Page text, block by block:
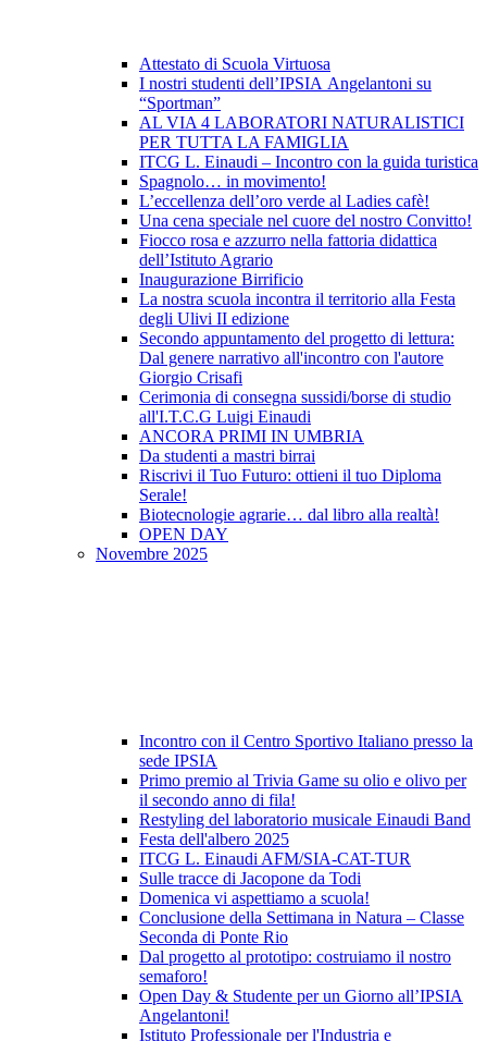
Attestato di Scuola Virtuosa
I nostri studenti dell’IPSIA Angelantoni su
“Sportman”
AL VIA 4 LABORATORI NATURALISTICI
PER TUTTA LA FAMIGLIA
ITCG L. Einaudi – Incontro con la guida turistica
Spagnolo… in movimento!
L’eccellenza dell’oro verde al Ladies cafè!
Una cena speciale nel cuore del nostro Convitto!
Fiocco rosa e azzurro nella fattoria didattica
dell’Istituto Agrario
Inaugurazione Birrificio
La nostra scuola incontra il territorio alla Festa
degli Ulivi II edizione
Secondo appuntamento del progetto di lettura:
Dal genere narrativo all'incontro con l'autore
Giorgio Crisafi
Cerimonia di consegna sussidi/borse di studio
all'I.T.C.G Luigi Einaudi
ANCORA PRIMI IN UMBRIA
Da studenti a mastri birrai
Riscrivi il Tuo Futuro: ottieni il tuo Diploma
Serale!
Biotecnologie agrarie… dal libro alla realtà!
OPEN DAY
Novembre 2025
Incontro con il Centro Sportivo Italiano presso la
sede IPSIA
Primo premio al Trivia Game su olio e olivo per
il secondo anno di fila!
Restyling del laboratorio musicale Einaudi Band
Festa dell'albero 2025
ITCG L. Einaudi AFM/SIA-CAT-TUR
Sulle tracce di Jacopone da Todi
Domenica vi aspettiamo a scuola!
Conclusione della Settimana in Natura – Classe
Seconda di Ponte Rio
Dal progetto al prototipo: costruiamo il nostro
semaforo!
Open Day & Studente per un Giorno all’IPSIA
Angelantoni!
Istituto Professionale per l'Industria e